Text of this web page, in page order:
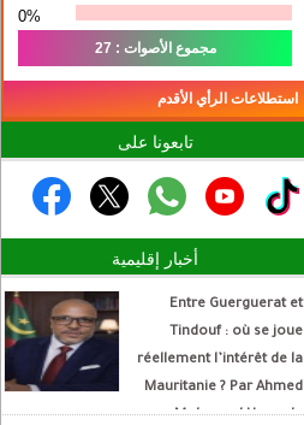
0%
مجموع الأصوات : 27
استطلاعات الرأي الأقدم
تابعونا على
أخبار إقليمية
Entre Guerguerat et
Tindouf : où se joue
réellement l’intérêt de la
Mauritanie ? Par Ahmed
Mohamed Hamada